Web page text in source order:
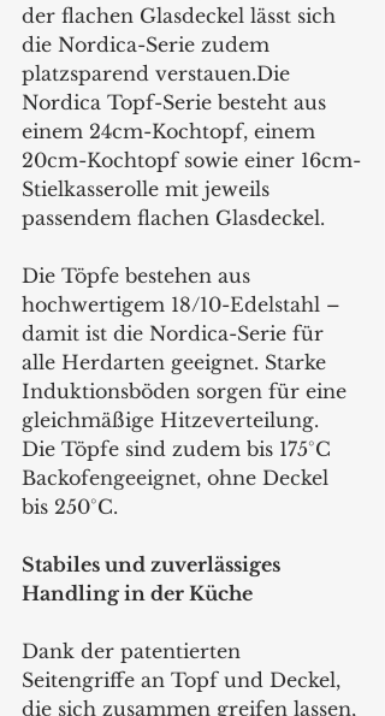
der flachen Glasdeckel lässt sich
die Nordica-Serie zudem
platzsparend verstauen.Die
Nordica Topf-Serie besteht aus
einem 24cm-Kochtopf, einem
20cm-Kochtopf sowie einer 16cm-
Stielkasserolle mit jeweils
passendem flachen Glasdeckel.
Die Töpfe bestehen aus
hochwertigem 18/10-Edelstahl –
damit ist die Nordica-Serie für
alle Herdarten geeignet. Starke
Induktionsböden sorgen für eine
gleichmäßige Hitzeverteilung.
Die Töpfe sind zudem bis 175°C
Backofengeeignet, ohne Deckel
bis 250°C.
Stabiles und zuverlässiges
Handling in der Küche
Dank der patentierten
Seitengriffe an Topf und Deckel,
die sich zusammen greifen lassen,